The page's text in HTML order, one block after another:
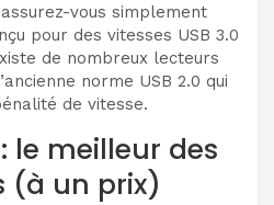
vous simplement
pour des vitesses USB 3.0
de nombreux lecteurs
norme USB 2.0 qui
de vitesse.
le meilleur des
(à un prix)